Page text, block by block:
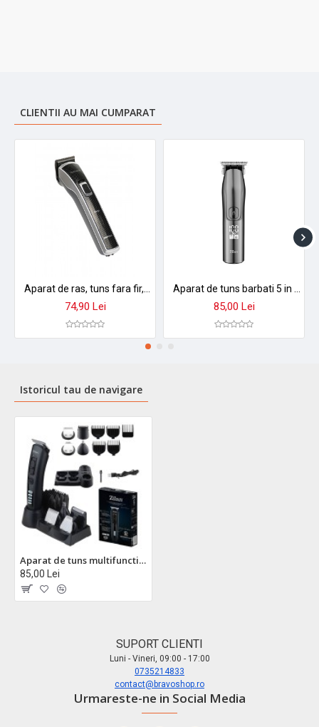
CLIENTII AU MAI CUMPARAT
74,90 Lei 85,00 Lei
Istoricul tau de navigare
Aparat de tuns multifunctional 10 in 1 zilan zln5919, uranus - cordless, led display, pentru tot corpul
85,00 Lei
SUPORT CLIENTI
Luni - Vineri, 09:00 - 17:00
0735214833
contact@bravoshop.ro
Urmareste-ne in Social Media